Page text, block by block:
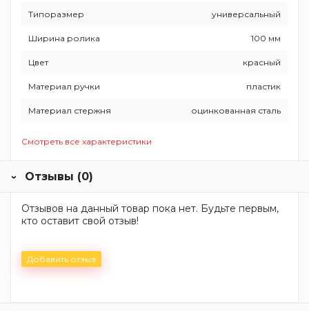
Типоразмер универсальный
Ширина ролика 100 мм
Цвет красный
Материал ручки пластик
Материал стержня оцинкованная сталь
Смотреть все характеристики
Отзывы (0)
Отзывов на данный товар пока нет. Будьте первым,
кто оставит свой отзыв!
Добавить отзыв